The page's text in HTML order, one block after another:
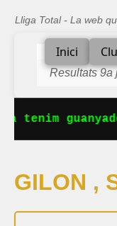
Lliga Total - La web
Inici
Resultats 9a
tenim
GILON ,